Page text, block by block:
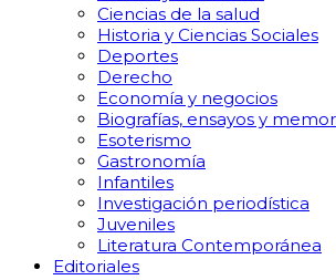
Ciencias de la salud
Historia y Ciencias Sociales
Deportes
Derecho
Economía y negocios
Biografías, ensayos y
Esoterismo
Gastronomía
Infantiles
Investigación periodística
Juveniles
Literatura Contemporánea
Editoriales